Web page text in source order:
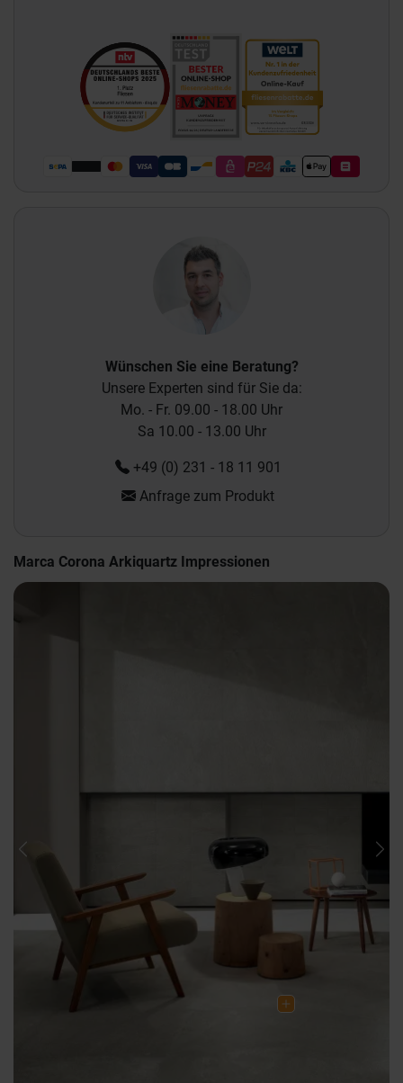
Wünschen Sie eine Beratung?
Unsere Experten sind für Sie da:
Mo. - Fr. 09.00 - 18.00 Uhr
Sa 10.00 - 13.00 Uhr
+49 (0) 231 - 18 11 901
Anfrage zum Produkt
Marca Corona Arkiquartz Impressionen
Previous